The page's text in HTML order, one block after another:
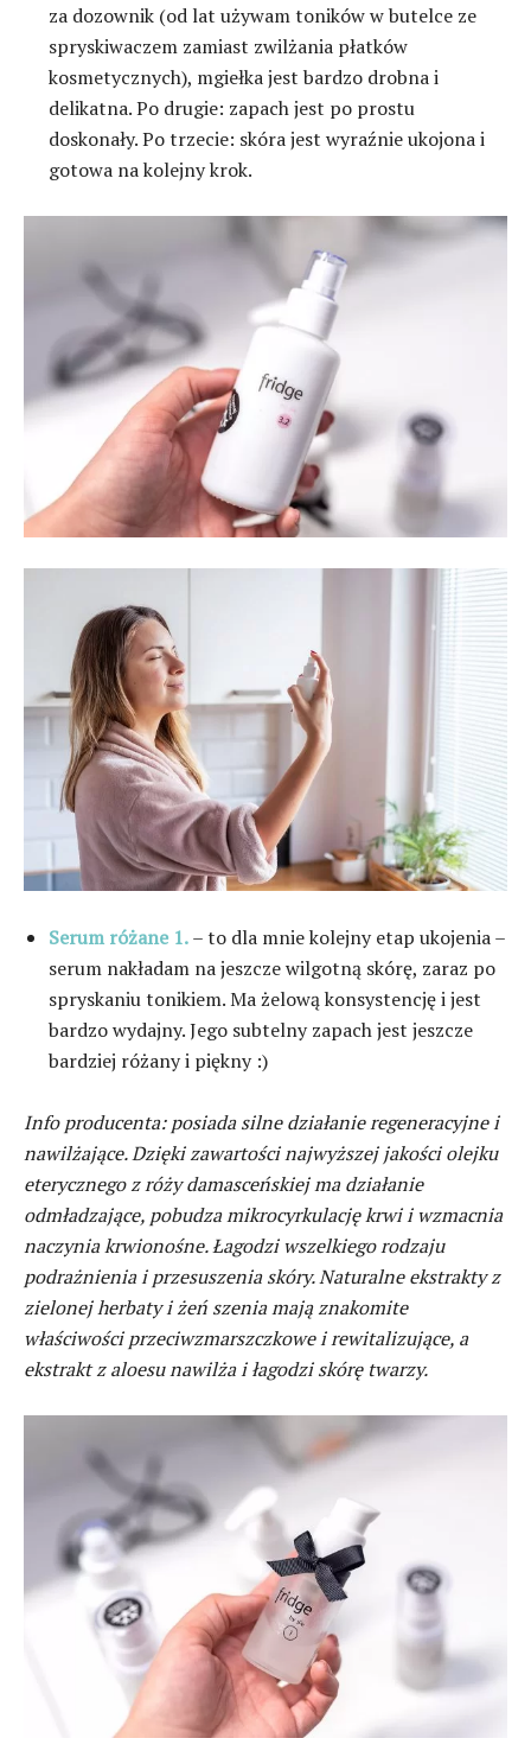
za dozownik (od lat używam toników w butelce ze
spryskiwaczem zamiast zwilżania płatków
kosmetycznych), mgiełka jest bardzo drobna i
delikatna. Po drugie: zapach jest po prostu
doskonały. Po trzecie: skóra jest wyraźnie ukojona i
gotowa na kolejny krok.
Serum różane 1.– to dla mnie kolejny etap ukojenia –
serum nakładam na jeszcze wilgotną skórę, zaraz po
spryskaniu tonikiem. Ma żelową konsystencję i jest
bardzo wydajny. Jego subtelny zapach jest jeszcze
bardziej różany i piękny :)
Info producenta: posiada silne działanie regeneracyjne i
nawilżające. Dzięki zawartości najwyższej jakości olejku
eterycznego z róży damasceńskiej ma działanie
odmładzające, pobudza mikrocyrkulację krwi i wzmacnia
naczynia krwionośne. Łagodzi wszelkiego rodzaju
podrażnienia i przesuszenia skóry. Naturalne ekstrakty z
zielonej herbaty i żeń szenia mają znakomite
właściwości przeciwzmarszczkowe i rewitalizujące, a
ekstrakt z aloesu nawilża i łagodzi skórę twarzy.